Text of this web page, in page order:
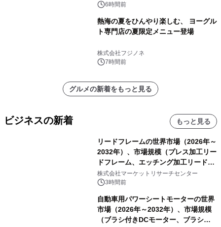
6時間前
熱海の夏をひんやり楽しむ、 ヨーグル
ト専門店の夏限定メニュー登場
株式会社フジノネ
7時間前
グルメの新着をもっと見る
ビジネスの新着 もっと見る
リードフレームの世界市場（2026年～
2032年）、市場規模（プレス加工リー
ドフレーム、エッチング加工リードフ
レーム）・分析レポートを発表
株式会社マーケットリサーチセンター
3時間前
自動車用パワーシートモーターの世界
市場（2026年～2032年）、市場規模
（ブラシ付きDCモーター、ブラシレ